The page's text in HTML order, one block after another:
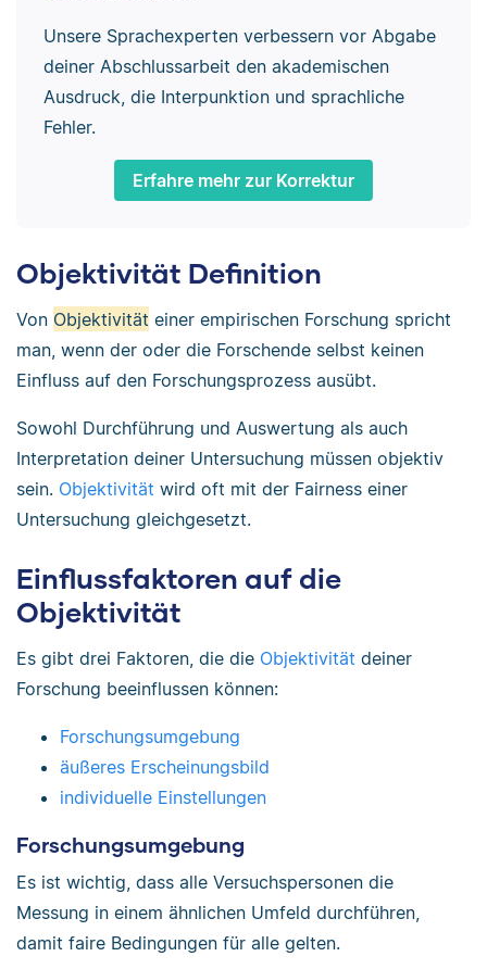
Unsere Sprachexperten verbessern vor Abgabe
deiner Abschlussarbeit den akademischen
Ausdruck, die Interpunktion und sprachliche
Fehler.
Erfahre mehr zur Korrektur
Objektivität Definition
Von Objektivität einer empirischen Forschung spricht
man, wenn der oder die Forschende selbst keinen
Einfluss auf den Forschungsprozess ausübt.
Sowohl Durchführung und Auswertung als auch
Interpretation deiner Untersuchung müssen objektiv
sein. Objektivität wird oft mit der Fairness einer
Untersuchung gleichgesetzt.
Einflussfaktoren auf die
Objektivität
Es gibt drei Faktoren, die die Objektivität deiner
Forschung beeinflussen können:
Forschungsumgebung
äußeres Erscheinungsbild
individuelle Einstellungen
Forschungsumgebung
Es ist wichtig, dass alle Versuchspersonen die
Messung in einem ähnlichen Umfeld durchführen,
damit faire Bedingungen für alle gelten.